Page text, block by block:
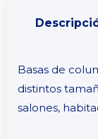
Basas de
distintos
salones,